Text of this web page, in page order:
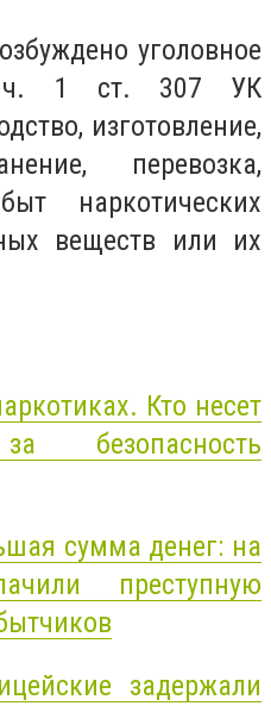
уголовное
ч. 1 ст. 307 УК
изготовление,
перевозка,
наркотических
веществ или их
Кто несет
за безопасность
сумма денег: на
преступную
задержали